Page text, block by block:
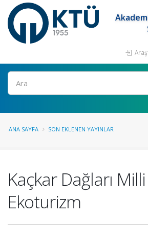
Ara
ANA SAYFA SON EKLENEN YAYINLAR
Kaçkar Dağları
Ekoturizm